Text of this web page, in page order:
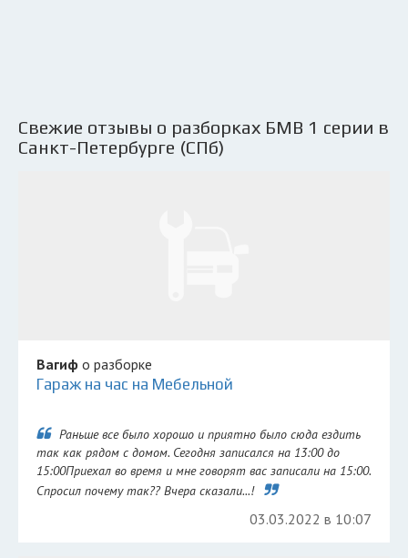
Свежие отзывы о разборках БМВ 1 серии в
Санкт-Петербурге (СПб)
Вагиф о разборке
Гараж на час на Мебельной
Раньше все было хорошо и приятно было сюда ездить
так как рядом с домом. Сегодня записался на 13:00 до
15:00Приехал во время и мне говорят вас записали на 15:00.
Спросил почему так?? Вчера сказали...!
03.03.2022 в 10:07